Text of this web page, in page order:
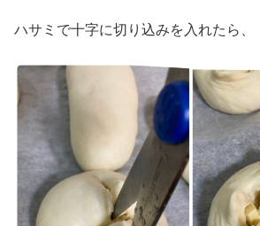
ハサミで十字に切り込みを入れたら、